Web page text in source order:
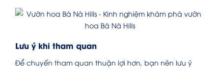
Lưu ý khi tham quan
Để chuyến tham quan thuận lợi hơn, bạn nên lưu ý